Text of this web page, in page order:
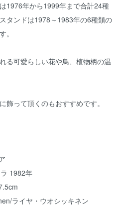
1976年から1999年まで合計24種
タンドは1978～1983年の6種類の
。
る可愛らしい花や鳥、植物柄の温
飾って頂くのもおすすめです。
1982年
ライヤ・ウオシッキネン